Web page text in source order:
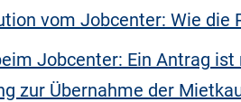
vom Jobcenter: Wie die
Jobcenter: Ein Antrag ist
zur Übernahme der